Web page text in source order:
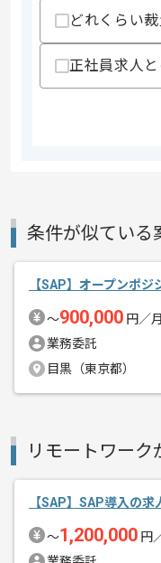
その他募集要項
どれくらい
正社員求人
条件が似ている
【SAP】オープンポ
〜900,000 円／月
業務委託
目黒（東京都）
リモートワーク
【SAP】SAP導入の求
〜1,200,000 円